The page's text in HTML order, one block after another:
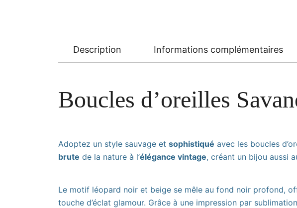
Description Informations complémentaires
Boucles d’oreilles
Adoptez un style sauvage et sophistiqué avec les boucles
brute de la nature à l’élégance vintage, créant un bijou aussi
Le motif léopard noir et beige se mêle au fond noir profond,
touche d’éclat glamour. Grâce à une impression par